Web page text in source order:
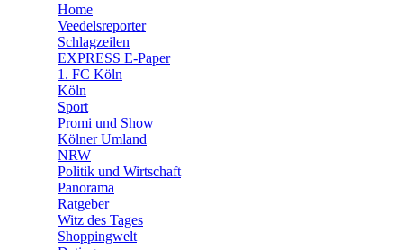
🛒 Shoppingwelt
Home
Veedelsreporter
Schlagzeilen
EXPRESS E-Paper
1. FC Köln
Köln
Sport
Promi und Show
Kölner Umland
NRW
Politik und Wirtschaft
Panorama
Ratgeber
Witz des Tages
Shoppingwelt